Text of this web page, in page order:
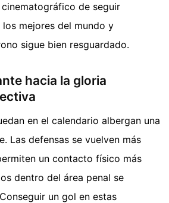
de seguir
mejores del mundo y
sigue bien resguardado.
hacia la gloria
en el calendario albergan una
Las defensas se vuelven más
un contacto físico más
dentro del área penal se
un gol en estas